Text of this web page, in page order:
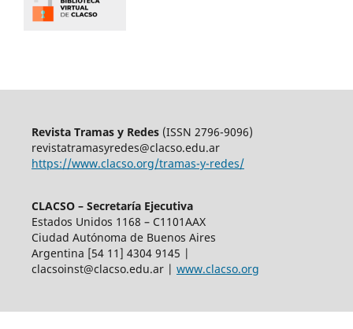
Revista Tramas y Redes(ISSN 2796-9096)
revistatramasyredes@clacso.edu.ar
https://www.clacso.org/tramas-y-redes/
CLACSO – Secretaría Ejecutiva
Estados Unidos 1168 – C1101AAX
Ciudad Autónoma de Buenos Aires
Argentina [54 11] 4304 9145 |
clacsoinst@clacso.edu.ar| www.clacso.org